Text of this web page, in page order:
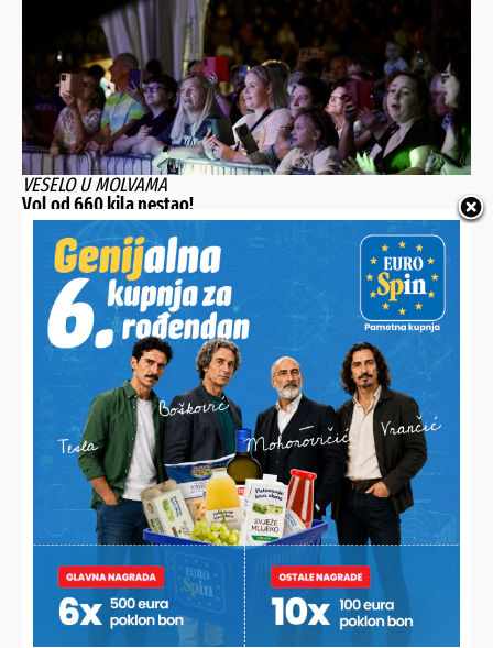
VESELO U MOLVAMA
Vol od 660 kila nestao!
PRIKAZAN I DOKUMENTARNI FILM O OSLOBAĐANJU KARAULE
U FERDINANDOVCU
Slavi se 35. obljetnica osnutka podravskih braniteljskih
postrojbi